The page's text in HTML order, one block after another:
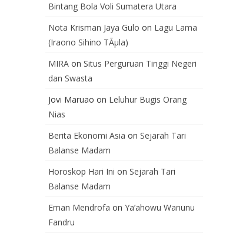
Bintang Bola Voli Sumatera Utara
Nota Krisman Jaya Gulo on Lagu Lama
(Iraono Sihino TÃµla)
MIRA on Situs Perguruan Tinggi Negeri
dan Swasta
Jovi Maruao on Leluhur Bugis Orang
Nias
Berita Ekonomi Asia on Sejarah Tari
Balanse Madam
Horoskop Hari Ini on Sejarah Tari
Balanse Madam
Eman Mendrofa on Ya’ahowu Wanunu
Fandru